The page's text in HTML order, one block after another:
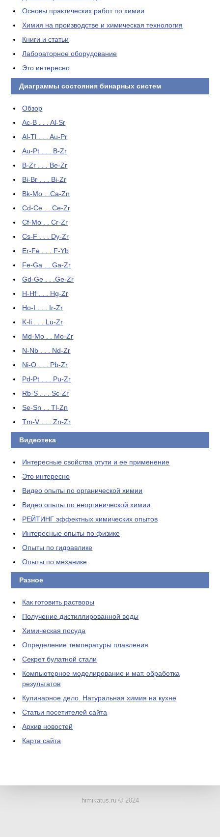
Основы практических работ по химии
Химия на производстве и химическая технология
Книги и статьи
Лабораторное оборудование
Это интересно
Диаграммы состояния бинарных систем
Обзор
Ac-B . . . Al-Sr
Al-Tl . . . Au-Pr
Au-Pt . . . B-Zr
B-Zr . . . Be-Zr
Bi-Br . . . Bi-Zr
Bk-Mo . .Ca-Zn
Cd-Ce . . Ce-Zr
Cf-Mo . . Cr-Zr
Cs-F . . . Dy-Zr
Er-Fe . . . F-Yb
Fe-Ga . . Ga-Zr
Gd-Ge . . .Ge-Zr
H-Hf . . . Hg-Zr
Ho-I . . . Ir-Zr
K-li . . . Lu-Zr
Md-Mo . . Mo-Zr
N-Nb . . . Nd-Zr
Ni-O . . . Pb-Zr
Pd-Pt . . . Pu-Zr
Rb-S . . . Sc-Zr
Se-Sn . . Tl-Zn
Tm-V . . . Zn-Zr
Видеотека
Интересные свойства ртути и ее применение
Это интересно
Видео опыты по органической химии
Видео опыты по неорганической химии
РЕЙТИНГ эффектных химических опытов
Интересные опыты по физике
Опыты по гидравлике
Опыты по механике
Разное
Как готовить растворы
Получение дистиллированной воды
Химическая посуда
Определение температуры плавления
Секрет булатной стали
Компьютерное моделирование и мат. обработка
результатов
Кулинарное дело. Натуральная химия на кухне
Статьи посетителей сайта
Архив новостей
Карта сайта
himikatus.ru © 2024